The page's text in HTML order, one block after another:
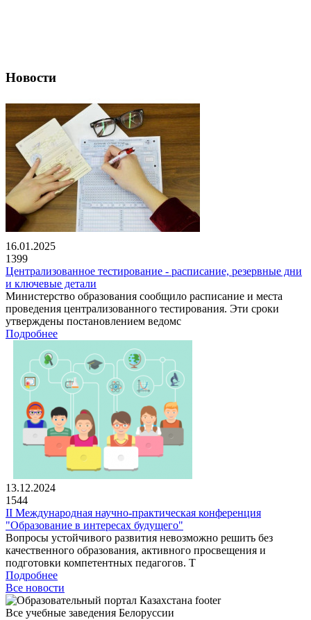
Новости
16.01.2025
1399
Централизованное тестирование - расписание, резервные дни
и ключевые детали
Министерство образования сообщило расписание и места
проведения централизованного тестирования. Эти сроки
утверждены постановлением ведомс
Подробнее
13.12.2024
1544
II Международная научно-практическая конференция
"Образование в интересах будущего"
Вопросы устойчивого развития невозможно решить без
качественного образования, активного просвещения и
подготовки компетентных педагогов. Т
Подробнее
Все новости
Все учебные заведения Белоруссии